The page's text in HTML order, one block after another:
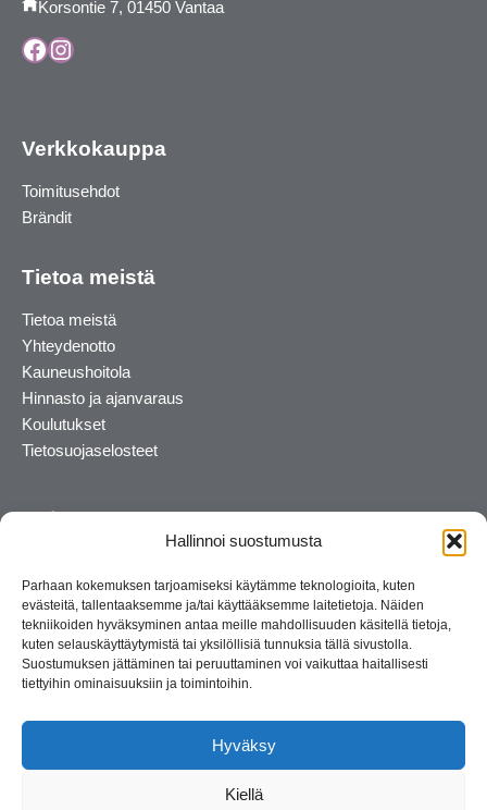
Hallinnoi suostumusta
Parhaan kokemuksen tarjoamiseksi käytämme teknologioita, kuten
evästeitä, tallentaaksemme ja/tai käyttääksemme laitetietoja. Näiden
tekniikoiden hyväksyminen antaa meille mahdollisuuden käsitellä tietoja,
kuten selauskäyttäytymistä tai yksilöllisiä tunnuksia tällä sivustolla.
Suostumuksen jättäminen tai peruuttaminen voi vaikuttaa haitallisesti
tiettyihin ominaisuuksiin ja toimintoihin.
Hyväksy
Kiellä
Korsontie 7, 01450 Vantaa
Facebook
Instagram
Verkkokauppa
Toimitusehdot
Brändit
Tietoa meistä
Tietoa meistä
Yhteydenotto
Kauneushoitola
Hinnasto ja ajanvaraus
Koulutukset
Tietosuojaselosteet
perheyritys yli 35 vuotta.